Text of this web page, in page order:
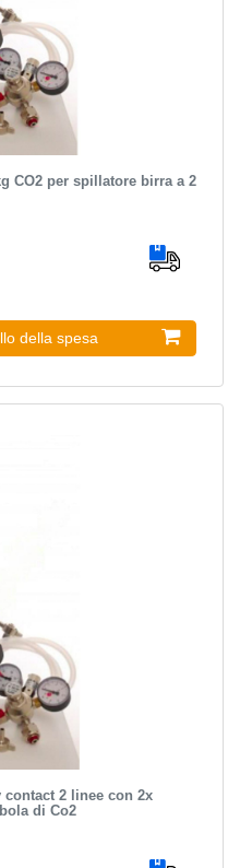
CO2 per spillatore birra a 2
della spesa
contact 2 linee con 2x
di Co2